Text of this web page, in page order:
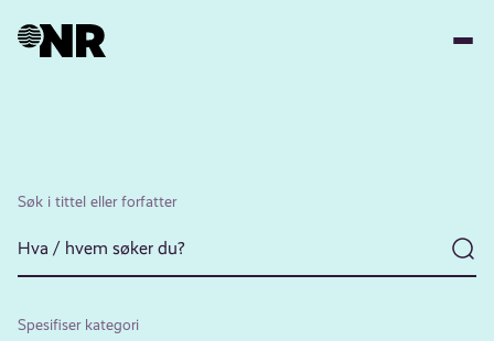
Søk i tittel eller forfatter
Spesifiser kategori